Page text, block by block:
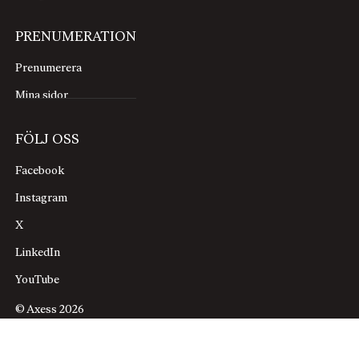
PRENUMERATION
Prenumerera
Mina sidor
FÖLJ OSS
Facebook
Instagram
X
LinkedIn
YouTube
© Axess 2026